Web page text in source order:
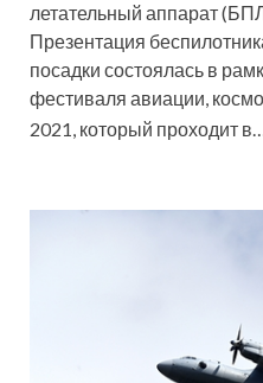
летательный аппарат
Презентация
посадки состоялась в
фестиваля авиации,
2021, который проходит